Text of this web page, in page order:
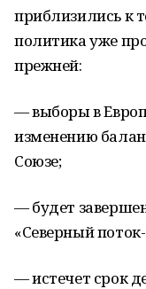
приблизились к
политика уже
прежней:
— выборы в
изменению
Союзе;
— будет
«Северный
— истечет срок